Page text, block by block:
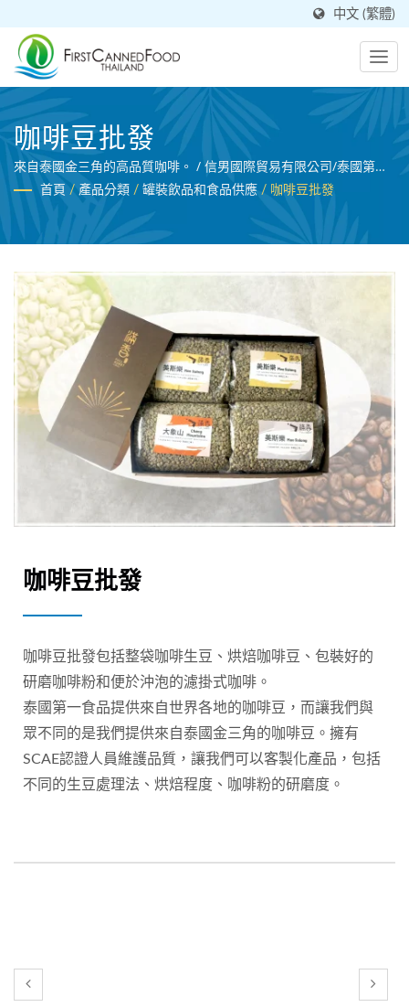
中文 (繁體)
咖啡豆批發
來自泰國金三角的高品質咖啡。 / 信男國際貿易有限公司/泰國第一
食品有限公司為通過BRC認證的專業飲料製造商，農產品處理專
首頁 / 產品分類 / 罐裝飲品和食品供應 / 咖啡豆批發
咖啡豆批發
咖啡豆批發包括整袋咖啡生豆、烘焙咖啡豆、包裝好的
研磨咖啡粉和便於沖泡的濾掛式咖啡。
泰國第一食品提供來自世界各地的咖啡豆，而讓我們與
眾不同的是我們提供來自泰國金三角的咖啡豆。擁有
SCAE認證人員維護品質，讓我們可以客製化產品，包括
不同的生豆處理法、烘焙程度、咖啡粉的研磨度。